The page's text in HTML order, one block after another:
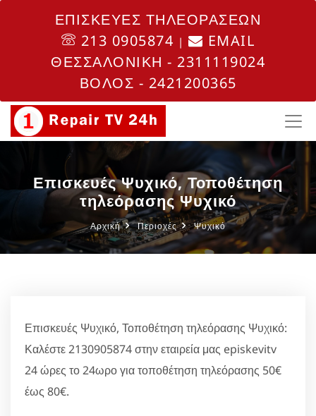
ΕΠΙΣΚΕΥΕΣ ΤΗΛΕΟΡΑΣΕΩΝ
213 0905874 |
EMAIL
ΘΕΣΣΑΛΟΝΙΚΗ - 2311119024
ΒΟΛΟΣ - 2421200365
Επισκευές Ψυχικό, Τοποθέτηση
τηλεόρασης Ψυχικό
Αρχική Περιοχές Ψυχικό
Επισκευές Ψυχικό, Τοποθέτηση τηλεόρασης Ψυχικό:
Καλέστε 2130905874 στην εταιρεία μας episkevitv
24 ώρες το 24ωρο για τοποθέτηση τηλεόρασης 50€
έως 80€.